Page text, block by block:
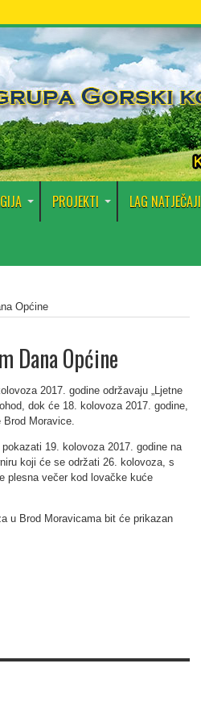
PROJEKTI LAG NATJEČAJI
Općine
Dana Općine
2017. godine održavaju „Ljetne
dok će 18. kolovoza 2017. godine,
Brod Moravice.
19. kolovoza 2017. godine na
koji će se održati 26. kolovoza, s
plesna večer kod lovačke kuće
u Brod Moravicama bit će prikazan